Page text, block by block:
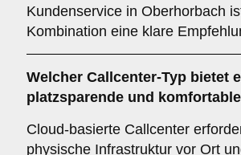
Kundenservice in Oberhorbach
Kombination eine klare
Welcher Callcenter-Typ bietet
platzsparende und
Cloud-basierte Callcenter
physische Infrastruktur vor Ort